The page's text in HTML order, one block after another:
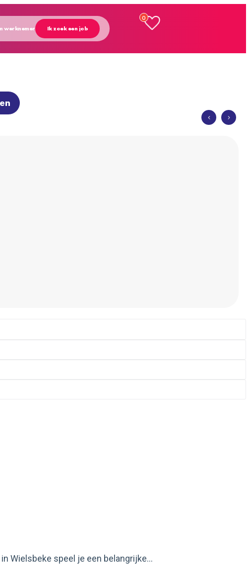
werknemer Ik zoek een job
0
Wielsbeke speel je een belangrijke...